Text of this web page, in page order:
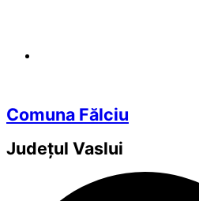
Comuna Fălciu
Județul Vaslui